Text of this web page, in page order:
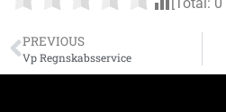
[Total: 0
PREVIOUS
Vp Regnskabsservice